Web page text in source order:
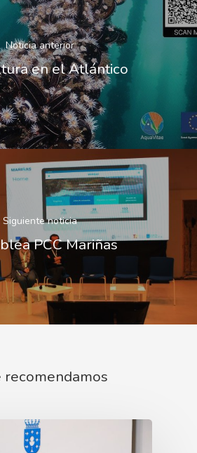
Noticia anterior
en el Atlántico
Siguiente noticia
PCC Mariñas
recomendamos